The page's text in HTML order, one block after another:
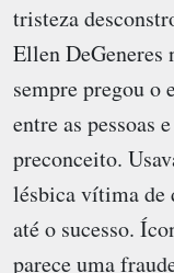
tristeza
Ellen DeGeneres
sempre pregou o
entre as pessoas
preconceito.
lésbica vítima de
até o sucesso.
parece uma